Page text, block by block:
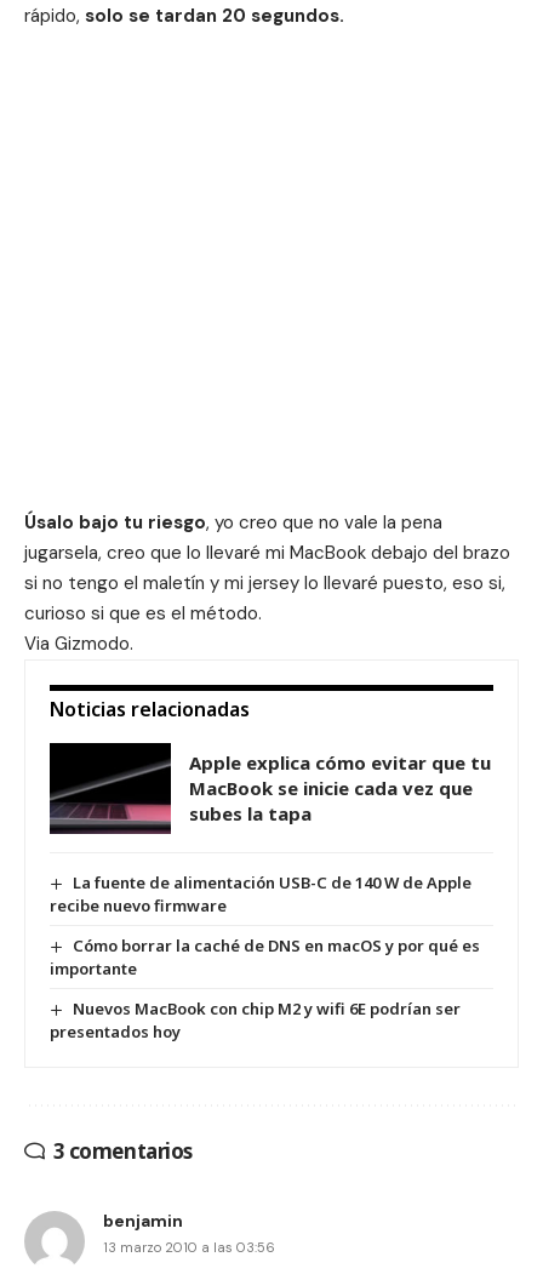
rápido, solo se tardan 20 segundos.
Úsalo bajo tu riesgo, yo creo que no vale la pena
jugarsela, creo que lo llevaré mi MacBook debajo del brazo
si no tengo el maletín y mi jersey lo llevaré puesto, eso si,
curioso si que es el método.
Via Gizmodo.
Noticias relacionadas
Apple explica cómo evitar que tu
MacBook se inicie cada vez que
subes la tapa
La fuente de alimentación USB-C de 140 W de Apple
recibe nuevo firmware
Cómo borrar la caché de DNS en macOS y por qué es
importante
Nuevos MacBook con chip M2 y wifi 6E podrían ser
presentados hoy
3 comentarios
benjamin
13 marzo 2010 a las 03:56